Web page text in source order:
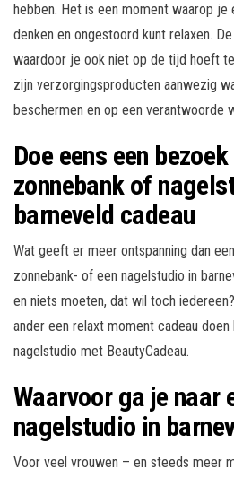
hebben. Het is een moment waarop je
denken en ongestoord kunt relaxen.
waardoor je ook niet op de tijd hoeft
zijn verzorgingsproducten aanwezig
beschermen en op een verantwoorde
Doe eens een
zonnebank of
barneveld cadeau
Wat geeft er meer ontspanning dan
zonnebank- of een nagelstudio in
en niets moeten, dat wil toch
ander een relaxt moment cadeau
nagelstudio met BeautyCadeau.
Waarvoor ga je naar
nagelstudio in
Voor veel vrouwen – en steeds meer